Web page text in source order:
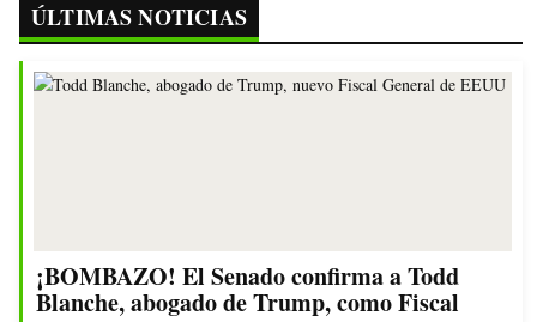
ÚLTIMAS NOTICIAS
¡BOMBAZO! El Senado confirma a Todd
Blanche, abogado de Trump, como Fiscal